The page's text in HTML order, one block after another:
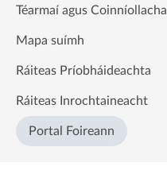
Téarmaí agus Coinníollacha
Mapa suímh
Ráiteas Príobháideachta
Ráiteas Inrochtaineacht
Portal Foireann